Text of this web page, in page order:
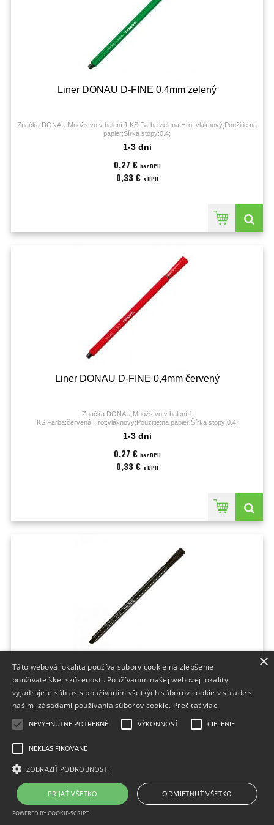
Liner DONAU D-FINE 0,4mm zelený
Značka:DONAU;Množstvo v balení:1 KS;Farba:zelená;Hrot:vláknový;Použitie:na
papier;Šírka stopy:0.4;
1-3 dni
0,27 € bez DPH
0,33 € s DPH
Liner DONAU D-FINE 0,4mm červený
Značka:DONAU;Množstvo v balení:1
KS;Farba:červená;Hrot:vláknový;Použitie:na papier;Šírka stopy:0.4;
1-3 dni
0,27 € bez DPH
0,33 € s DPH
Liner DONAU D-FINE 0,4mm čierny
Značka:DONAU;Množstvo v balení:1 KS;Farba:čierna;Hrot:vláknový;Použitie:na
1-3 dni
×
Táto webová lokalita používa súbory cookie na zlepšenie
používateľskej skúsenosti. Používaním našej webovej lokality
vyjadrujete súhlas s používaním všetkých súborov cookie v súlade s
našimi zásadami používania súborov cookie. Prečítať viac
NEVYHNUTNE POTREBNÉ VÝKONNOSŤ CIELENIE
NEKLASIFIKOVANÉ
ZOBRAZIŤ PODROBNOSTI
PRIJAŤ VŠETKO ODMIETNUŤ VŠETKO
POWERED BY COOKIE-SCRIPT